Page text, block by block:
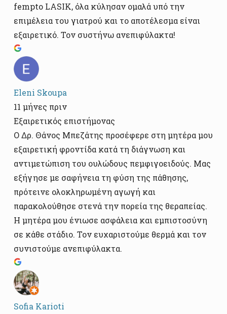
fempto LASIK, όλα κύλησαν ομαλά υπό την
επιμέλεια του γιατρού και το αποτέλεσμα είναι
εξαιρετικό. Τον συστήνω ανεπιφύλακτα!
Eleni Skoupa
11 μήνες πριν
Εξαιρετικός επιστήμονας
Ο Δρ. Θάνος Μπεζάτης προσέφερε στη μητέρα μου
εξαιρετική φροντίδα κατά τη διάγνωση και
αντιμετώπιση του ουλώδους πεμφιγοειδούς. Μας
εξήγησε με σαφήνεια τη φύση της πάθησης,
πρότεινε ολοκληρωμένη αγωγή και
παρακολούθησε στενά την πορεία της θεραπείας.
Η μητέρα μου ένιωσε ασφάλεια και εμπιστοσύνη
σε κάθε στάδιο. Τον ευχαριστούμε θερμά και τον
συνιστούμε ανεπιφύλακτα.
Sofia Karioti